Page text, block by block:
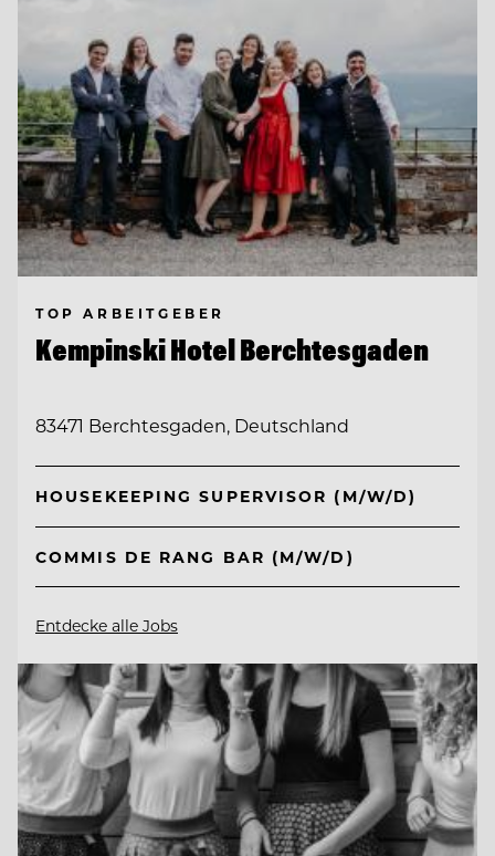
TOP ARBEITGEBER
Kempinski Hotel Berchtesgaden
83471 Berchtesgaden, Deutschland
HOUSEKEEPING SUPERVISOR (M/W/D)
COMMIS DE RANG BAR (M/W/D)
Entdecke alle Jobs